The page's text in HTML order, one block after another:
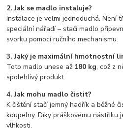
2. Jak se madlo instaluje?
Instalace je velmi jednoduchá. Není
speciální nářadí – stačí madlo
svorku pomocí ručního mechanismu.
3. Jaký je maximální hmotnostní
Toto madlo unese až 180 kg, což z
spolehlivý produkt.
4. Jak mohu madlo čistit?
K čištění stačí jemný hadřík a běžné
koupelny. Díky práškovému nástřiku
vlhkosti.